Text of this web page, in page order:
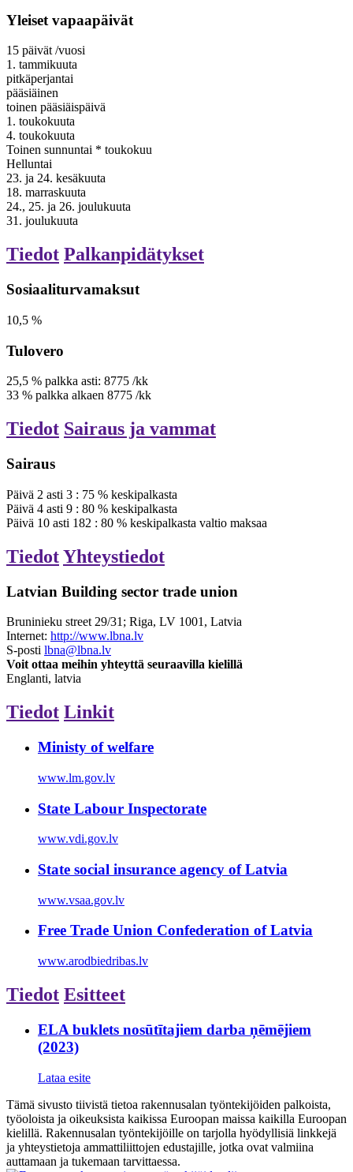
Yleiset vapaapäivät
15 päivät /vuosi
1. tammikuuta
pitkäperjantai
pääsiäinen
toinen pääsiäispäivä
1. toukokuuta
4. toukokuuta
Toinen sunnuntai * toukokuu
Helluntai
23. ja 24. kesäkuuta
18. marraskuuta
24., 25. ja 26. joulukuuta
31. joulukuuta
Tiedot Palkanpidätykset
Sosiaaliturvamaksut
10,5 %
Tulovero
25,5 % palkka asti: 8775 /kk
33 % palkka alkaen 8775 /kk
Tiedot Sairaus ja vammat
Sairaus
Päivä 2 asti 3 : 75 % keskipalkasta
Päivä 4 asti 9 : 80 % keskipalkasta
Päivä 10 asti 182 : 80 % keskipalkasta valtio maksaa
TiedotYhteystiedot
Latvian Building sector trade union
Bruninieku street 29/31; Riga, LV 1001, Latvia
Internet: http://www.lbna.lv
S-posti lbna@lbna.lv
Voit ottaa meihin yhteyttä seuraavilla kielillä
Englanti, latvia
Tiedot Linkit
Ministy of welfare
www.lm.gov.lv
State Labour Inspectorate
www.vdi.gov.lv
State social insurance agency of Latvia
www.vsaa.gov.lv
Free Trade Union Confederation of Latvia
www.arodbiedribas.lv
Tiedot Esitteet
ELA buklets nosūtītajiem darba ņēmējiem
(2023)
Lataa esite
Tämä sivusto tiivistä tietoa rakennusalan työntekijöiden palkoista,
työoloista ja oikeuksista kaikissa Euroopan maissa kaikilla Euroopan
kielillä. Rakennusalan työntekijöille on tarjolla hyödyllisiä linkkejä
ja yhteystietoja ammattiliittojen edustajille, jotka ovat valmiina
auttamaan ja tukemaan tarvittaessa.